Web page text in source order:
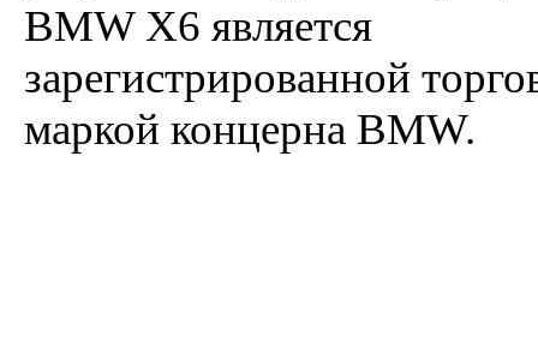
BMW X6 является
зарегистрированной
маркой концерна BMW.